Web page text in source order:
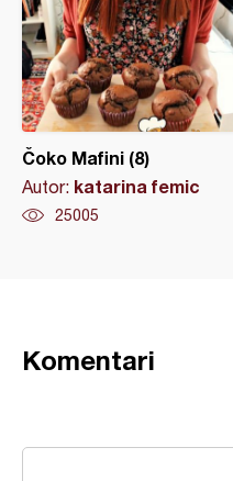
Čoko Mafini (8)
Autor: katarina femic
25005
Komentari